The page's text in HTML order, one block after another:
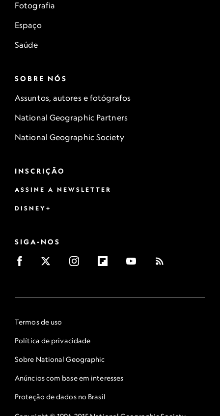
Fotografia
Espaço
Saúde
SOBRE NÓS
Assuntos, autores e fotógrafos
National Geographic Partners
National Geographic Society
INSCRIÇÃO
ASSINE A NEWSLETTER
DISNEY+
SIGA-NOS
Termos de uso
Política de privacidade
Sobre National Geographic
Anúncios com base em interesses
Proteção de dados no Brasil